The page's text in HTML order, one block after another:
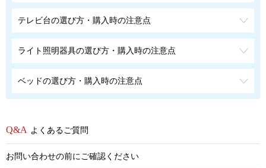
テレビ台の選び方・購入時の注意点
ライト照明器具の選び方・購入時の注意点
ベッドの選び方・購入時の注意点
よくあるご質問
お問い合わせの前にご確認ください